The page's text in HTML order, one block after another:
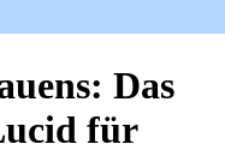
Das
für